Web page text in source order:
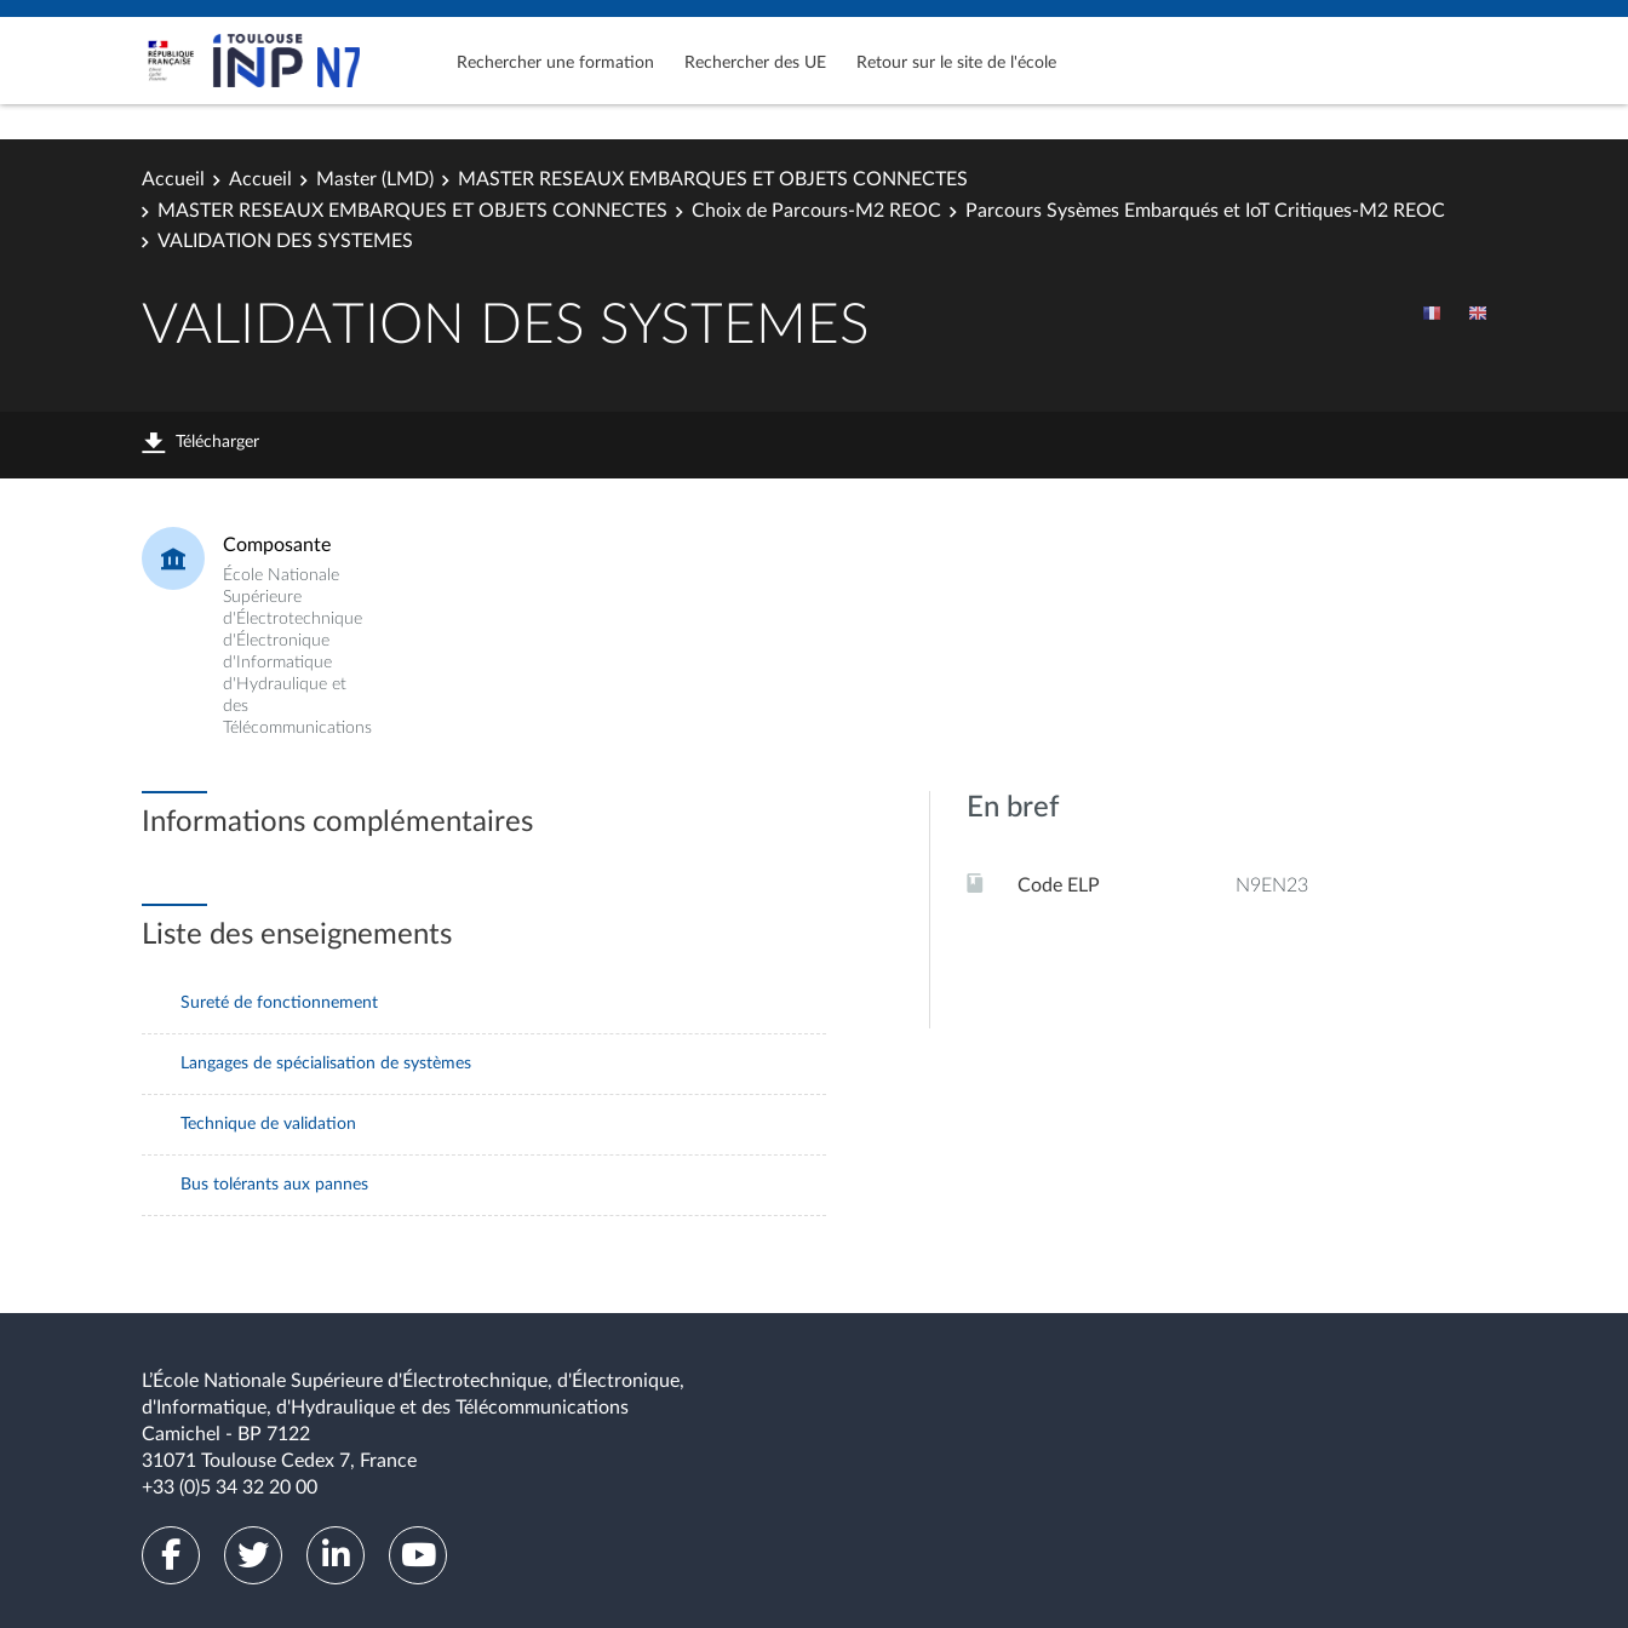
Rechercher une formation Rechercher des UE Retour sur le site de l'école
Accueil Accueil Master (LMD)
MASTER RESEAUX EMBARQUES ET OBJETS CONNECTES
MASTER RESEAUX EMBARQUES ET OBJETS CONNECTES
Choix de Parcours-M2 REOC
Parcours Sysèmes Embarqués et IoT Critiques-M2 REOC
VALIDATION DES SYSTEMES
VALIDATION DES SYSTEMES
Télécharger
Composante
École Nationale
Supérieure
d'Électrotechnique
d'Électronique
d'Informatique
d'Hydraulique et
des
Télécommunications
Informations complémentaires
Liste des enseignements
Sureté de fonctionnement
Langages de spécialisation de systèmes
Technique de validation
Bus tolérants aux pannes
En bref
Code ELP N9EN23
L’École Nationale Supérieure d'Électrotechnique, d'Électronique,
d'Informatique, d'Hydraulique et des Télécommunications
Camichel - BP 7122
31071 Toulouse Cedex 7, France
+33 (0)5 34 32 20 00